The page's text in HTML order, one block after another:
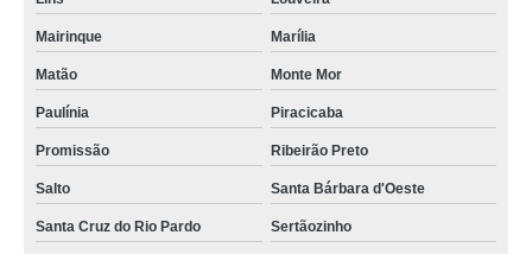
Mairinque Marília
Matão Monte Mor
Paulínia Piracicaba
Promissão Ribeirão Preto
Salto Santa Bárbara d'Oeste
Santa Cruz do Rio Pardo Sertãozinho